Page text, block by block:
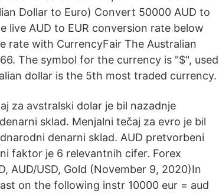
Dollar to Euro) Convert 50000 AUD to
live AUD to EUR conversion rate below
rate with CurrencyFair The Australian
The symbol for the currency is "$", used
dollar is the 5th most traded currency.
za avstralski dolar je bil nazadnje
sklad. Menjalni tečaj za evro je bil
denarni sklad. AUD pretvorbeni
faktor je 6 relevantnih cifer. Forex
AUD/USD, Gold (November 9, 2020)In
on the following instr 10000 eur = aud